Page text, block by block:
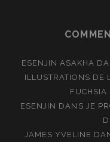
ESENJIN ASAKHA
ILLUSTRATIONS DE
FUCHSIA
ESENJIN DANS JE
JAMES YVELINE